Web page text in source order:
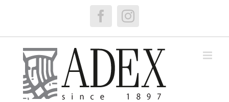
FacebookInstagram